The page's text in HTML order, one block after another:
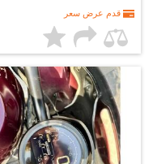
قدم عرض سعر